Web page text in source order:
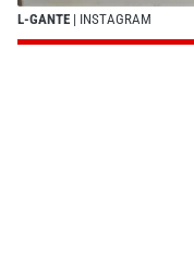
L-GANTE | INSTAGRAM